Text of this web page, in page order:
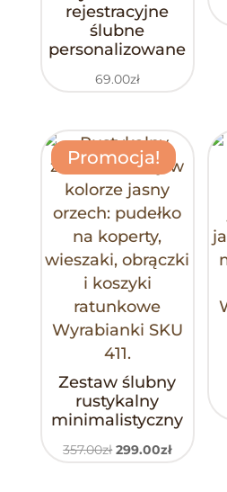
rejestracyjne
ślubne
personalizowane
69.00zł
Promocja!
Zestaw ślubny
rustykalny
minimalistyczny
357.00zł Pierwotna
299.00złAktualna